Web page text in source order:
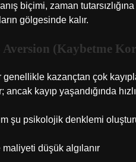
biçimi, zaman
gölgesinde kalır.
Aversion (Kaybetme
genellikle kazançtan çok
ancak kayıp yaşandığında
şu psikolojik denklemi
düşük algılanır